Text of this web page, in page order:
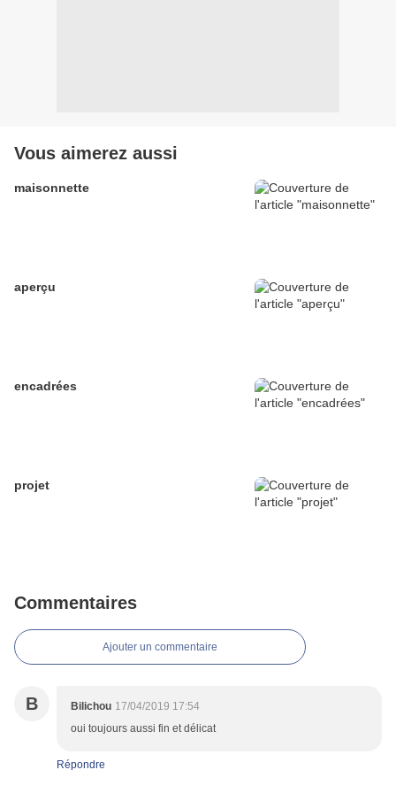
Vous aimerez aussi
maisonnette
aperçu
encadrées
projet
Commentaires
Ajouter un commentaire
B Bilichou 17/04/2019 17:54
oui toujours aussi fin et délicat
Répondre